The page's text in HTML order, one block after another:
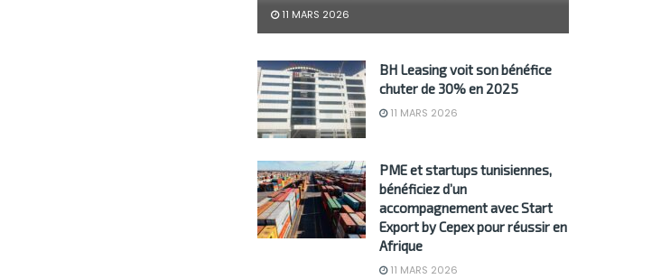
11 MARS 2026
BH Leasing voit son bénéfice
chuter de 30% en 2025
11 MARS 2026
PME et startups tunisiennes,
bénéficiez d’un
accompagnement avec Start
Export by Cepex pour réussir en
Afrique
11 MARS 2026